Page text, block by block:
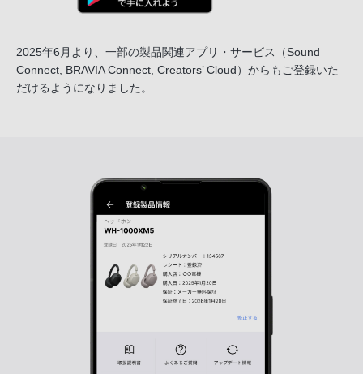
2025年6月より、一部の製品関連アプリ・サービス
（Sound
Connect, BRAVIA Connect, Creators’ Cloud）からもご登録いた
だけるようになりました。